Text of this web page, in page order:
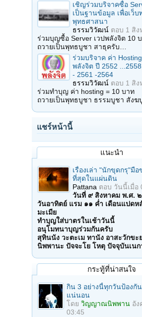
เชิญร่วมบริจาคซื้อ
เป็นฐานข้อมูล เพื่อเว็บ
พุทธศาสนา
ธรรมวิวัฒน์ ตอบ 1 สิง
ร่วมบุญซื้อ Server เวปพลังจิต 10
ถวายเป็นพุทธบูชา สาธุครับ…
ร่วมบริจาค ค่า
พลังจิต ปี 2552
- 2561 -2564
ธรรมวิวัฒน์ ตอบ 1 สิง
ร่วมทำบุญ ค่า hosting = 10 บาท
ถวายเป็นพุทธบูชา ธรรมบูชา สังฆ
แชร์หน้านี้
แนะนำ
เรื่องเล่า "นักขุดกรุ"มือ
ที่สุดในแผ่นดิน
Pattana ตอบ วันนี้เมื่อ
วันที่ ๙ สิงหาคม พ.ศ.
วันอาทิตย์ แรม ๑๑ ค่ำ เดือนแปด
มะเมีย
ทำบุญใส่บาตรในเช้าวันนี้
อนุโมทนาบุญร่วมกันครับ
สุทินนัง วะตะเม ทานัง อาสะวักขะ
นิพพานะ ปัจจะโย โหตุ ปัจจุบันเน
กระทู้ที่น่าสนใจ
กิน 3 อย่างนี้ทุกวันป้องกั
แน่นอน
โดย วิญญาณนิพพาน อัง
03:45